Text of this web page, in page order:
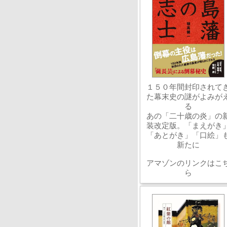
１５０年間封印されて
た幕末史の謎がよみがえ
る
あの「二十歳の炎」の
装改定版。「まえがき」
「あとがき」「口絵」
新たに
アマゾンのリンクはこ
ら